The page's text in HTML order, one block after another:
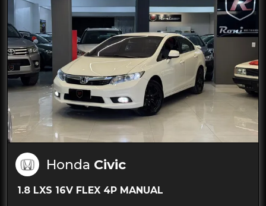
Honda Civic
1.8 LXS 16V FLEX 4P MANUAL